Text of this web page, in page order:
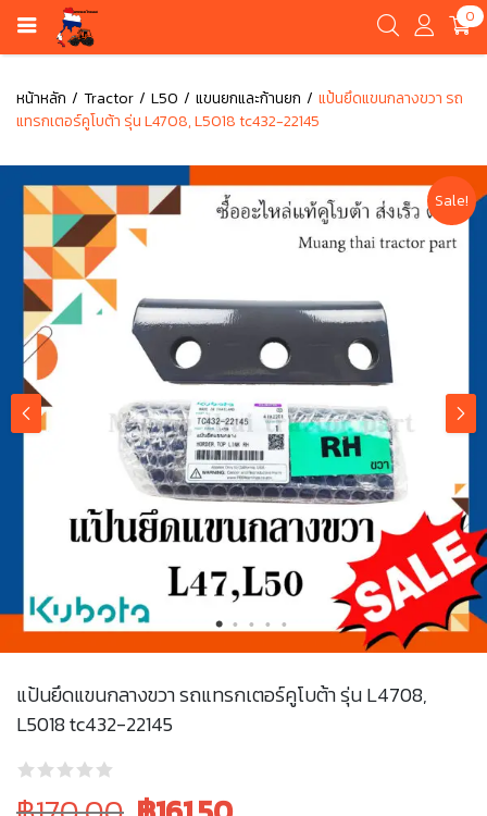
0
หน้าหลัก Tractor L50 แขนยกและก้านยก
แป้นยึดแขนกลางขวา รถ
แทรกเตอร์คูโบต้า รุ่น L4708, L5018 tc432-22145
Sale!
แป้นยึดแขนกลางขวา รถแทรกเตอร์คูโบต้า รุ่น L4708,
L5018 tc432-22145
Original
Current